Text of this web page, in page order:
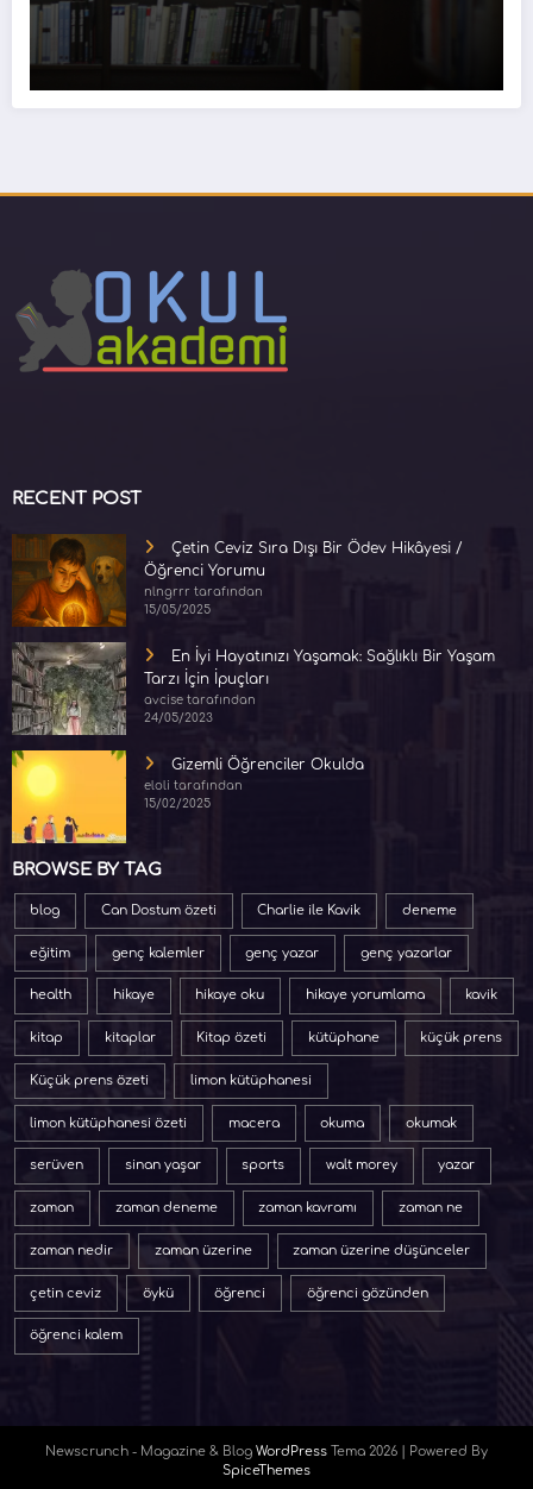
RECENT POST
Çetin Ceviz Sıra Dışı Bir Ödev Hikâyesi /
Öğrenci Yorumu
nlngrrr tarafından
15/05/2025
En İyi Hayatınızı Yaşamak: Sağlıklı Bir Yaşam
Tarzı İçin İpuçları
avcise tarafından
24/05/2023
Gizemli Öğrenciler Okulda
eloli tarafından
15/02/2025
BROWSE BY TAG
blog Can Dostum özeti Charlie ile Kavik deneme
eğitim genç kalemler genç yazar genç yazarlar
health hikaye hikaye oku hikaye yorumlama kavik
kitap kitaplar Kitap özeti kütüphane küçük prens
Küçük prens özeti limon kütüphanesi
limon kütüphanesi özeti macera okuma okumak
serüven sinan yaşar sports walt morey yazar
zaman zaman deneme zaman kavramı zaman ne
zaman nedir zaman üzerine zaman üzerine düşünceler
çetin ceviz öykü öğrenci öğrenci gözünden
öğrenci kalem
Newscrunch - Magazine & Blog WordPress Tema 2026 | Powered By
SpiceThemes